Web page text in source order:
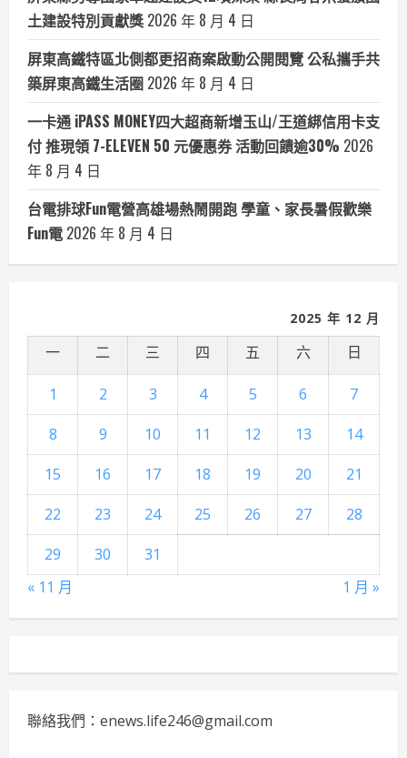
土建設特別貢獻獎 2026 年 8 月 4 日
屏東高鐵特區北側都更招商案啟動公開閱覽 公私攜手共
築屏東高鐵生活圈 2026 年 8 月 4 日
一卡通 iPASS MONEY四大超商新增玉山/王道綁信用卡支
付 推現領 7-ELEVEN 50 元優惠券 活動回饋逾30% 2026
年 8 月 4 日
台電排球Fun電營高雄場熱鬧開跑 學童、家長暑假歡樂
Fun電 2026 年 8 月 4 日
2025 年 12 月
一 二 三 四 五 六 日
1 2 3 4 5 6
7
8
9 10 11 12 13
14
15
16 17 18 19 20
21
22
23 24 25 26 27
28
29
30
31
« 11 月
1 月 »
聯絡我們：enews.life246@gmail.com